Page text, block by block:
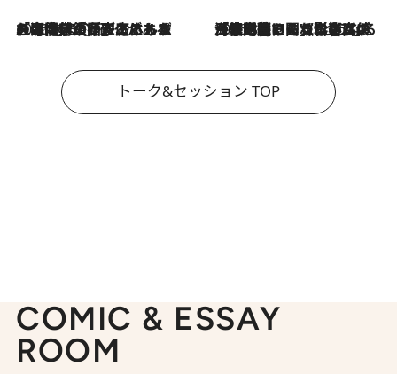
2026.8.3
「今後値上げがあるとすれば…」「リスクがあるのは今年の冬」エネルギー専門家が語る、ホルムズ海峡封鎖が家庭にもたらす“ある心配” 2026.8.3
「住宅建てられない…」「サーチャージ料の高値が続いている」ホルムズ海峡封鎖による影響はいつまで続く？《エネルギー専門家に聞く“どうなる日本の暮らし”》
トーク&セッション TOP
COMIC & ESSAY
ROOM